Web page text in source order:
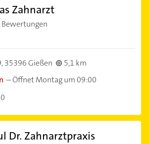
Zahnarzt
Bewertungen
35396 Gießen
5,1 km
–Öffnet Montag um 09:00
Dr. Zahnarztpraxis